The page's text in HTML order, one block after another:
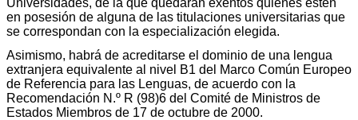
Universidades, de la que quedarán exentos quienes estén
en posesión de alguna de las titulaciones universitarias que
se correspondan con la especialización elegida.
Asimismo, habrá de acreditarse el dominio de una lengua
extranjera equivalente al nivel B1 del Marco Común Europeo
de Referencia para las Lenguas, de acuerdo con la
Recomendación N.º R (98)6 del Comité de Ministros de
Estados Miembros de 17 de octubre de 2000.